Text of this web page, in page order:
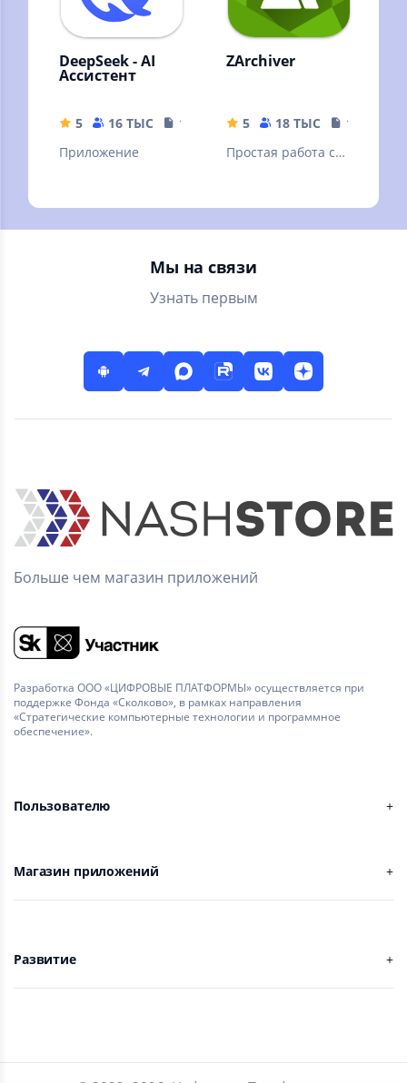
DeepSeek - AI
Ассистент
5 16 ТЫС
16.44 MB
Приложение
ZArchiver
5 18 ТЫС
10.32 MB
Простая работа с
Мы на связи
Узнать первым
Больше чем магазин приложений
Разработка ООО «ЦИФРОВЫЕ ПЛАТФОРМЫ» осуществляется при
поддержке Фонда «Сколково», в рамках направления
«Стратегические компьютерные технологии и программное
обеспечение».
Пользователю
Магазин приложений
Развитие